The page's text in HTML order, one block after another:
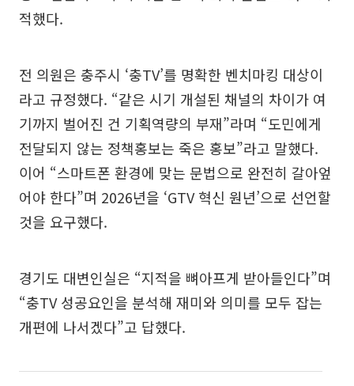
적했다.
전 의원은 충주시 ‘충TV’를 명확한 벤치마킹 대상이
라고 규정했다. “같은 시기 개설된 채널의 차이가 여
기까지 벌어진 건 기획역량의 부재”라며 “도민에게
전달되지 않는 정책홍보는 죽은 홍보”라고 말했다.
이어 “스마트폰 환경에 맞는 문법으로 완전히 갈아엎
어야 한다”며 2026년을 ‘GTV 혁신 원년’으로 선언할
것을 요구했다.
경기도 대변인실은 “지적을 뼈아프게 받아들인다”며
“충TV 성공요인을 분석해 재미와 의미를 모두 잡는
개편에 나서겠다”고 답했다.